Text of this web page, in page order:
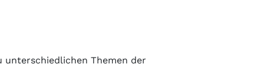
unterschiedlichen Themen der